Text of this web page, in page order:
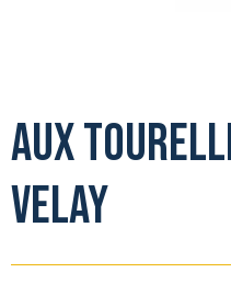
Aux
Velay